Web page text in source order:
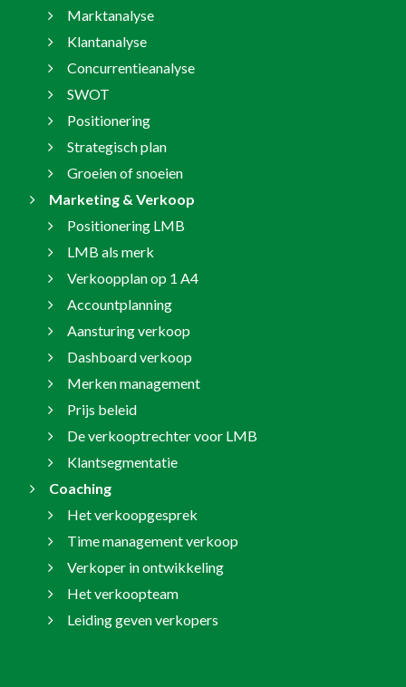
Marktanalyse
Klantanalyse
Concurrentieanalyse
SWOT
Positionering
Strategisch plan
Groeien of snoeien
Marketing & Verkoop
Positionering LMB
LMB als merk
Verkoopplan op 1 A4
Accountplanning
Aansturing verkoop
Dashboard verkoop
Merken management
Prijs beleid
De verkooptrechter voor LMB
Klantsegmentatie
Coaching
Het verkoopgesprek
Time management verkoop
Verkoper in ontwikkeling
Het verkoopteam
Leiding geven verkopers